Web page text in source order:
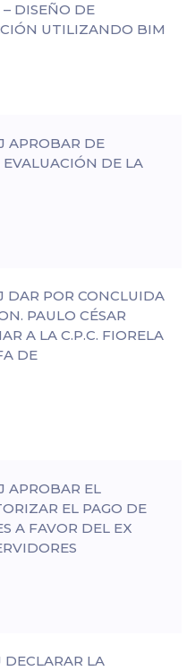
DISEÑO DE
UTILIZANDO BIM
APROBAR DE
DE LA
DAR POR CONCLUIDA
PAULO CÉSAR
A LA C.P.C. FIORELA
DE
APROBAR EL
EL PAGO DE
A FAVOR DEL EX
LA